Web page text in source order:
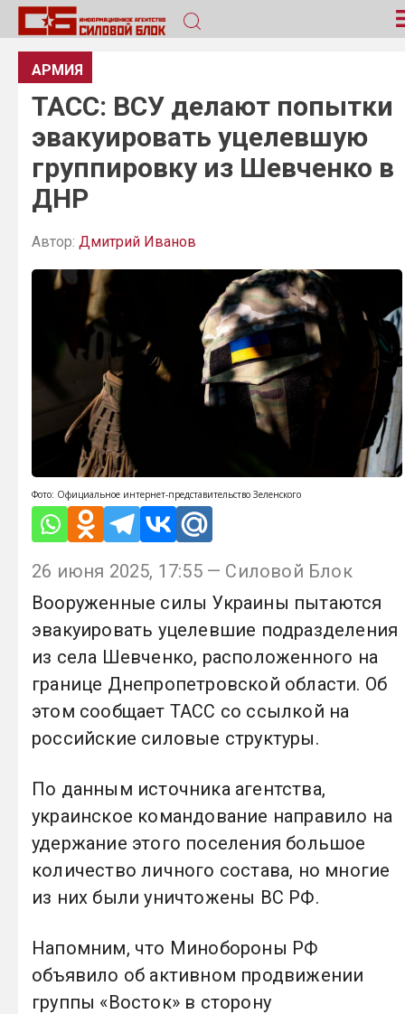
АРМИЯ
ТАСС: ВСУ делают попытки
эвакуировать уцелевшую
группировку из Шевченко в
ДНР
Автор: Дмитрий Иванов
Фото: Официальное интернет-представительство Зеленского
26 июня 2025, 17:55 — Силовой Блок
Вооруженные силы Украины пытаются
эвакуировать уцелевшие подразделения
из села Шевченко, расположенного на
границе Днепропетровской области. Об
этом сообщает ТАСС со ссылкой на
российские силовые структуры.
По данным источника агентства,
украинское командование направило на
удержание этого поселения большое
количество личного состава, но многие
из них были уничтожены ВС РФ.
Напомним, что Минобороны РФ
объявило об активном продвижении
группы «Восток» в сторону